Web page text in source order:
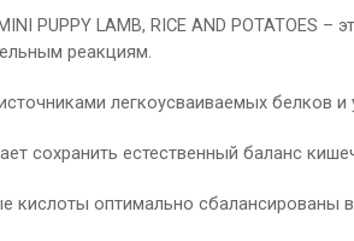
MINI PUPPY LAMB, RICE AND
реакциям.
легкоусваиваемых белков
сохранить естественный баланс
кислоты оптимально сбалансированы